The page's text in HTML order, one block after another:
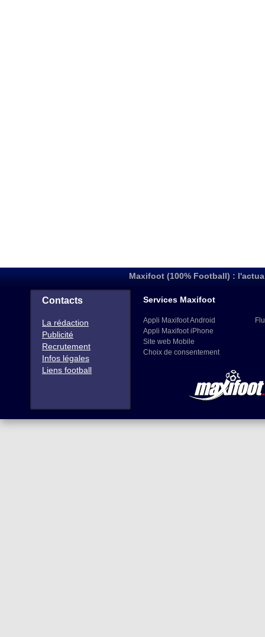
Maxifoot (100% Football) :
Contacts
La rédaction
Publicité
Recrutement
Infos légales
Liens football
Services Maxifoot
Appli Maxifoot Android
Appli Maxifoot iPhone
Site web Mobile
Choix de consentement